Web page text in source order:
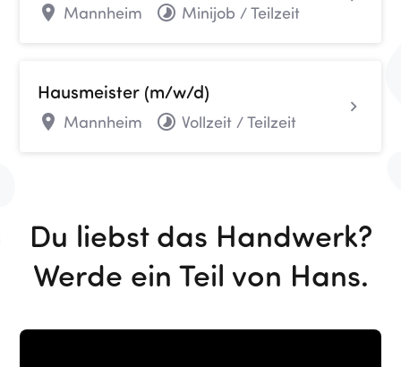
location_on Mannheim timelapse Minijob / Teilzeit
Hausmeister (m/w/d)
location_on Mannheim timelapse Vollzeit / Teilzeit
Du liebst das Handwerk?
Werde ein Teil von Hans.